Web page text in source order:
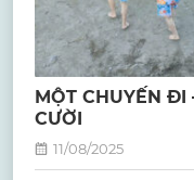
MỘT CHUYẾN ĐI
CƯỜI
11/08/2025